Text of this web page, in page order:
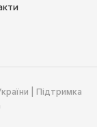
| Підтримка